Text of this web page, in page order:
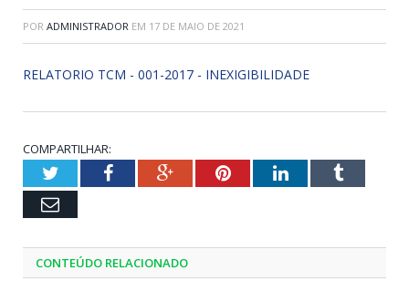
POR ADMINISTRADOR EM 17 DE MAIO DE 2021
RELATORIO TCM - 001-2017 - INEXIGIBILIDADE
COMPARTILHAR:
TwitterFacebookGoogle+PinterestLinkedInTumblr
Email
CONTEÚDO RELACIONADO